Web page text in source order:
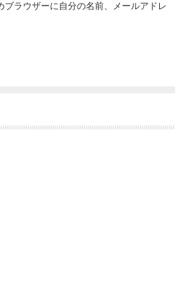
ブラウザーに自分の名前、メールアドレ